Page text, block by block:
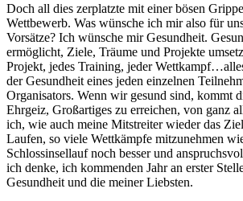
Doch all dies zerplatzte mit einer bösen
Wettbewerb. Was wünsche ich mir also für
Vorsätze? Ich wünsche mir Gesundheit.
ermöglicht, Ziele, Träume und Projekte
Projekt, jedes Training, jeder
der Gesundheit eines jeden einzelnen
Organisators. Wenn wir gesund sind, kommt
Ehrgeiz, Großartiges zu erreichen, von ganz
ich, wie auch meine Mitstreiter wieder das
Laufen, so viele Wettkämpfe mitzunehmen
Schlossinsellauf noch besser und
ich denke, ich kommenden Jahr an erster
Gesundheit und die meiner Liebsten.